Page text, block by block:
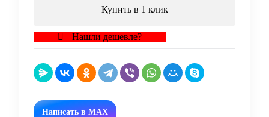
Купить в 1 клик
Нашли дешевле?
Написать в MAX